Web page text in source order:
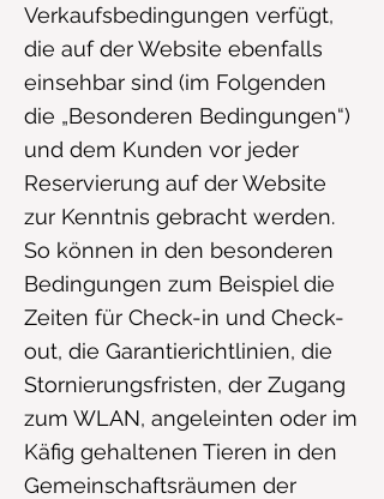
Verkaufsbedingungen verfügt,
die auf der Website ebenfalls
einsehbar sind (im Folgenden
die „Besonderen Bedingungen“)
und dem Kunden vor jeder
Reservierung auf der Website
zur Kenntnis gebracht werden.
So können in den besonderen
Bedingungen zum Beispiel die
Zeiten für Check-in und Check-
out, die Garantierichtlinien, die
Stornierungsfristen, der Zugang
zum WLAN, angeleinten oder im
Käfig gehaltenen Tieren in den
Gemeinschaftsräumen der